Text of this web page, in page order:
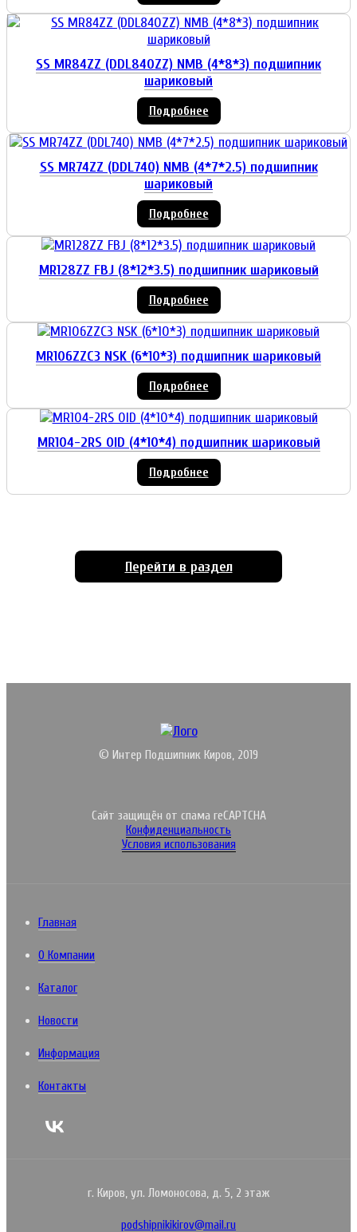
SS MR84ZZ (DDL840ZZ) NMB (4*8*3) подшипник
шариковый
Подробнее
SS MR74ZZ (DDL740) NMB (4*7*2.5) подшипник
шариковый
Подробнее
MR128ZZ FBJ (8*12*3.5) подшипник шариковый
Подробнее
MR106ZZC3 NSK (6*10*3) подшипник шариковый
Подробнее
MR104-2RS OID (4*10*4) подшипник шариковый
Подробнее
Перейти в раздел
© Интер Подшипник Киров, 2019
Сайт защищён от спама reCAPTCHA
Конфиденциальность
Условия использования
Главная
О Компании
Каталог
Новости
Информация
Контакты
г. Киров, ул. Ломоносова, д. 5, 2 этаж
podshipnikikirov@mail.ru